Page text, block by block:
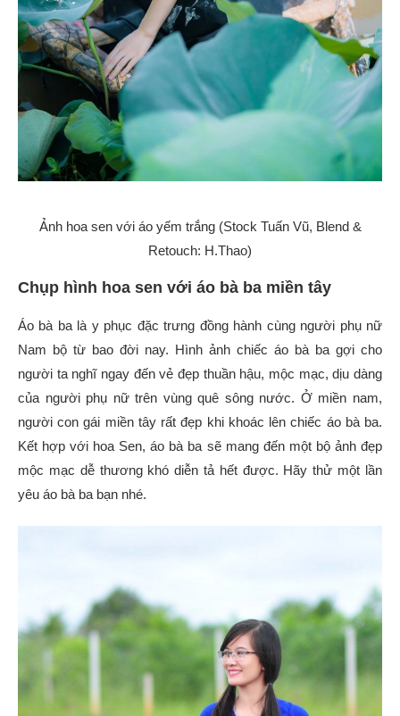
Ảnh hoa sen với áo yếm trắng (Stock Tuấn Vũ, Blend &
Retouch: H.Thao)
Chụp hình hoa sen với áo bà ba miền tây
Áo bà ba là y phục đặc trưng đồng hành cùng người phụ nữ
Nam bộ từ bao đời nay. Hình ảnh chiếc áo bà ba gợi cho
người ta nghĩ ngay đến vẻ đẹp thuần hậu, mộc mạc, dịu dàng
của người phụ nữ trên vùng quê sông nước. Ở miền nam,
người con gái miền tây rất đẹp khi khoác lên chiếc áo bà ba.
Kết hợp với hoa Sen, áo bà ba sẽ mang đến một bộ ảnh đẹp
mộc mạc dễ thương khó diễn tả hết được. Hãy thử một lần
yêu áo bà ba bạn nhé.